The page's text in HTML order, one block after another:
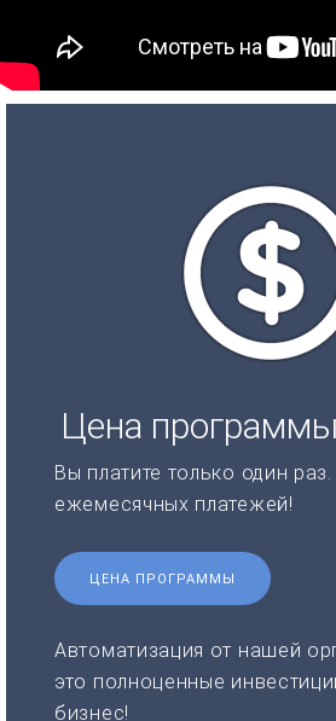
Цена программы
Вы платите только один
ежемесячных платежей!
ЦЕНА ПРОГРАММЫ
Автоматизация от нашей
это полноценные
бизнес!